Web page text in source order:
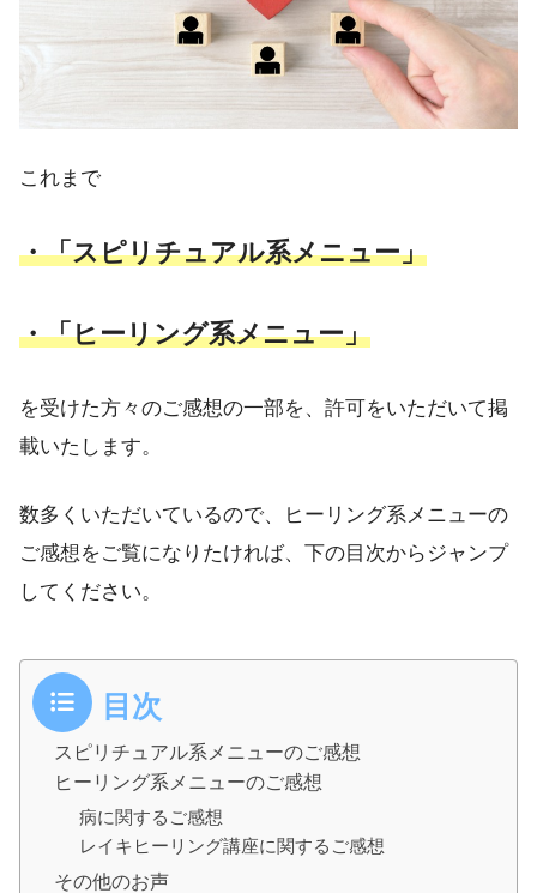
これまで
・「スピリチュアル系メニュー」
・「ヒーリング系メニュー」
を受けた方々のご感想の一部を、許可をいただいて掲
載いたします。
数多くいただいているので、ヒーリング系メニューの
ご感想をご覧になりたければ、下の目次からジャンプ
してください。
目次
スピリチュアル系メニューのご感想
ヒーリング系メニューのご感想
病に関するご感想
レイキヒーリング講座に関するご感想
その他のお声